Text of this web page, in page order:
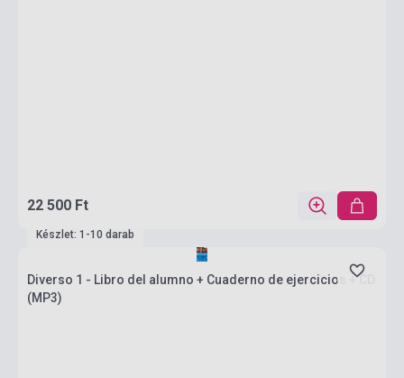
22 500 Ft
Készlet: 1-10 darab
Diverso 1 - Libro del alumno + Cuaderno de ejercicios + CD
(MP3)